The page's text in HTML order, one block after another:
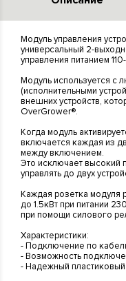
Модуль управления
универсальный 2-
управления питанием
Модуль используется с
(исполнительными
внешних устройств,
OverGrower®.
Когда модуль
включается каждая из
между включением.
Это исключает высокий
управлять до двух
Каждая розетка модуля
до 1.5кВт при питании
при помощи силового
Характеристики:
- Подключение по
- Возможность
- Надежный